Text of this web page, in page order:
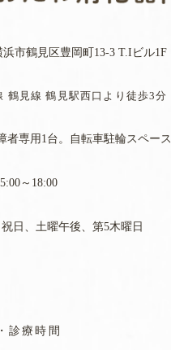
浜市鶴見区豊岡町13-3 T.Iビル1F
鶴見線 鶴見駅西口より徒歩3分
者専用1台。自転車駐輪スペース
～18:00
日、土曜午後、第5木曜日
診療時間